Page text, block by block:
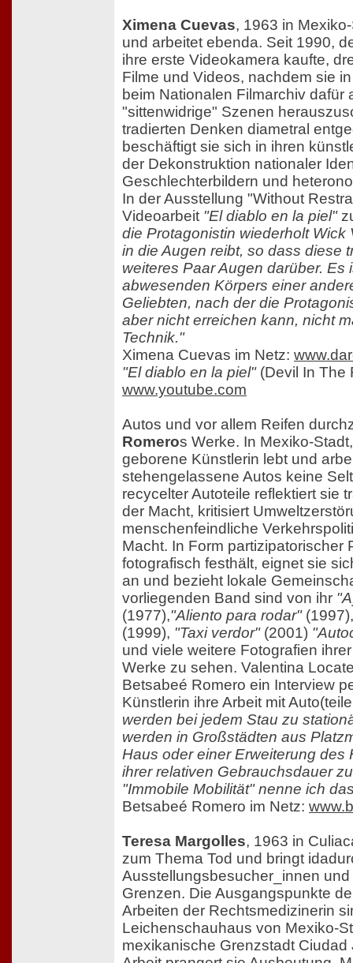
Ximena Cuevas, 1963 in
und arbeitet ebenda. Seit 1990,
ihre erste Videokamera kaufte,
Filme und Videos, nachdem sie
beim Nationalen Filmarchiv dafür
"sittenwidrige" Szenen
tradierten Denken diametral
beschäftigt sie sich in ihren
der Dekonstruktion nationaler
Geschlechterbildern und
In der Ausstellung "Without
Videoarbeit "El diablo en la piel"
die Protagonistin wiederholt Wick
in die Augen reibt, so dass diese
weiteres Paar Augen darüber. Es
abwesenden Körpers einer
Geliebten, nach der die
aber nicht erreichen kann, nicht
Technik."
Ximena Cuevas im Netz:
"El diablo en la piel"(Devil In The
www.youtube.com
Autos und vor allem Reifen
Romeros Werke. In Mexiko-
geborene Künstlerin lebt und
stehengelassene Autos keine
recycelter Autoteile reflektiert sie
der Macht, kritisiert
menschenfeindliche
Macht. In Form partizipatorischer
fotografisch festhält, eignet sie
an und bezieht lokale
vorliegenden Band sind von ihr
(1977),"Aliento para rodar"
(1999), "Taxi verdor"(2001)
und viele weitere Fotografien
Werke zu sehen. Valentina
Betsabeé Romero ein Interview
Künstlerin ihre Arbeit mit
werden bei jedem Stau zu
werden in Großstädten aus
Haus oder einer Erweiterung des
ihrer relativen Gebrauchsdauer
"Immobile Mobilität" nenne ich
Betsabeé Romero im Netz:
Teresa Margolles, 1963 in
zum Thema Tod und bringt
Ausstellungsbesucher_innen
Grenzen. Die Ausgangspunkte
Arbeiten der Rechtsmedizinerin
Leichenschauhaus von Mexiko-
mexikanische Grenzstadt Ciudad